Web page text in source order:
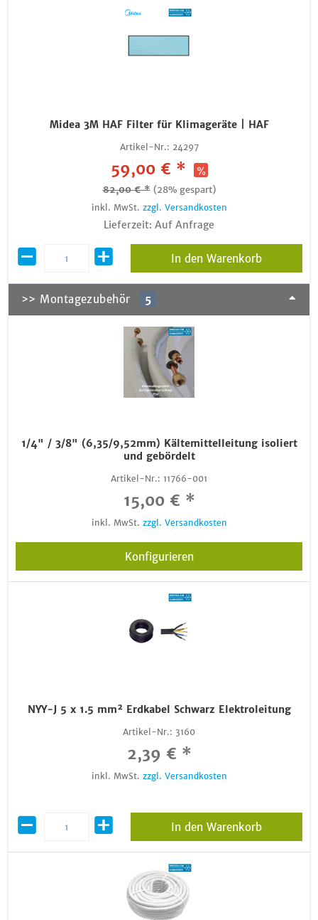
Midea 3M HAF Filter für Klimageräte | HAF
Artikel-Nr.: 24297
59,00 € *
82,00 € * (28% gespart)
inkl. MwSt. zzgl. Versandkosten
Lieferzeit: Auf Anfrage
In den Warenkorb
>> Montagezubehör 5
1/4" / 3/8" (6,35/9,52mm) Kältemittelleitung isoliert
und gebördelt
Artikel-Nr.: 11766-001
15,00 € *
inkl. MwSt. zzgl. Versandkosten
Konfigurieren
NYY-J 5 x 1.5 mm² Erdkabel Schwarz Elektroleitung
Artikel-Nr.: 3160
2,39 € *
inkl. MwSt. zzgl. Versandkosten
In den Warenkorb